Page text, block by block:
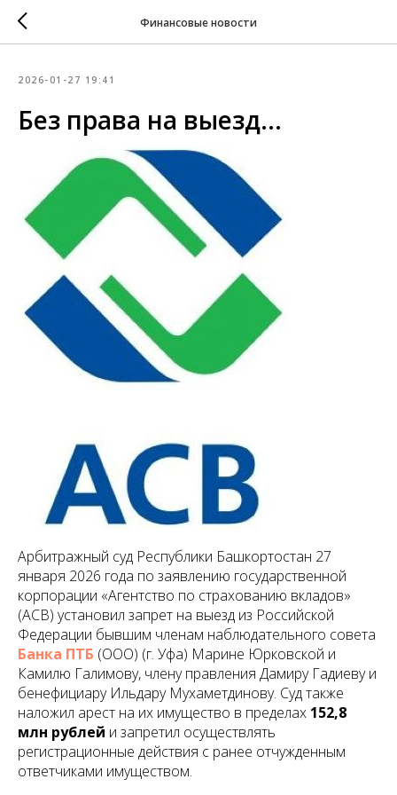
Финансовые новости
2026-01-27 19:41
Без права на выезд...
Арбитражный суд Республики Башкортостан 27
января 2026 года по заявлению государственной
корпорации «Агентство по страхованию вкладов»
(АСВ) установил запрет на выезд из Российской
Федерации бывшим членам наблюдательного совета
Банка ПТБ (ООО) (г. Уфа) Марине Юрковской и
Камилю Галимову, члену правления Дамиру Гадиеву и
бенефициару Ильдару Мухаметдинову. Суд также
наложил арест на их имущество в пределах 152,8
млн рублей и запретил осуществлять
регистрационные действия с ранее отчужденным
ответчиками имуществом.